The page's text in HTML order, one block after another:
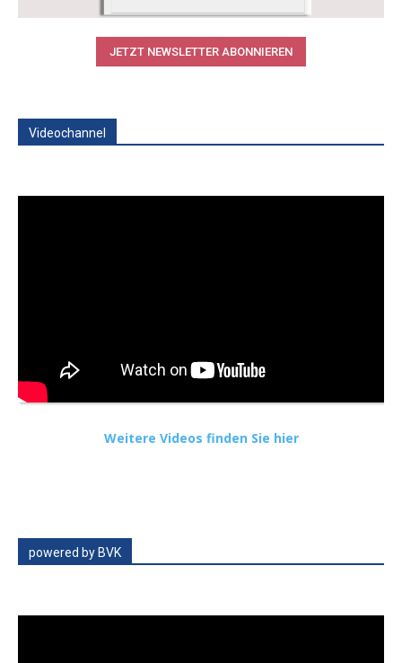
JETZT NEWSLETTER ABONNIEREN
Videochannel
Weitere Videos finden Sie hier
powered by BVK